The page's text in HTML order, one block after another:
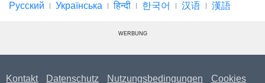
Русский
Українська हिन्दी 한국어 汉语 漢語
WERBUNG
Kontakt Datenschutz Nutzungsbedingungen Cookies